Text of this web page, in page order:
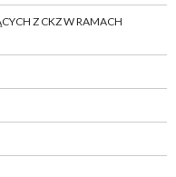
Z CKZ W RAMACH